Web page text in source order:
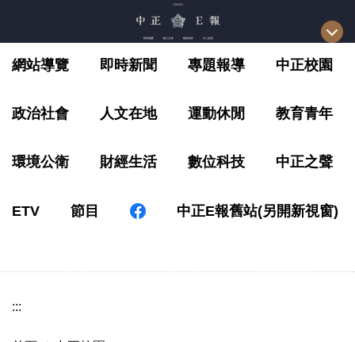
要
容
網站導覽 即時新聞 專題報導 中正校園
政治社會 人文在地 運動休閒 教育青年
環境公衛 財經生活 數位科技 中正之聲
ETV 節目 中正E報舊站(另開新視窗)
:::